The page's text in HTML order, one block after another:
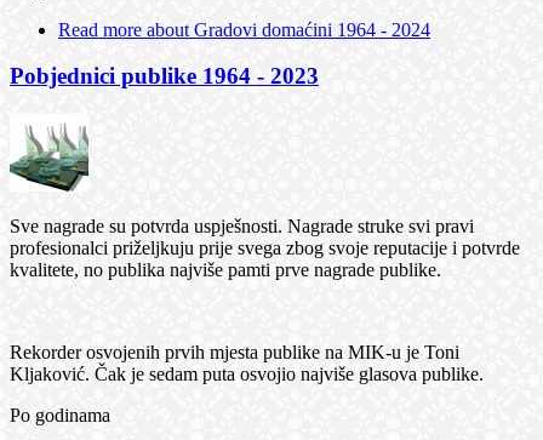
Read more about Gradovi domaćini 1964 - 2024
Pobjednici publike 1964 - 2023
Sve nagrade su potvrda uspješnosti. Nagrade struke svi pravi
profesionalci priželjkuju prije svega zbog svoje reputacije i potvrde
kvalitete, no publika najviše pamti prve nagrade publike.
Rekorder osvojenih prvih mjesta publike na MIK-u je Toni
Kljaković. Čak je sedam puta osvojio najviše glasova publike.
Po godinama